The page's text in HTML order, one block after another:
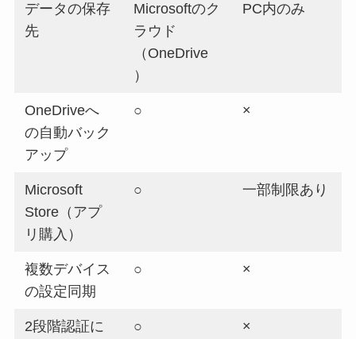
データの保存
先
Microsoftのク
ラウド
（OneDrive
）
PC内のみ
OneDriveへ
の自動バック
アップ
○ ×
Microsoft
Store（アプ
リ購入）
○ 一部制限あり
複数デバイス
の設定同期
○ ×
2段階認証に ○ ×